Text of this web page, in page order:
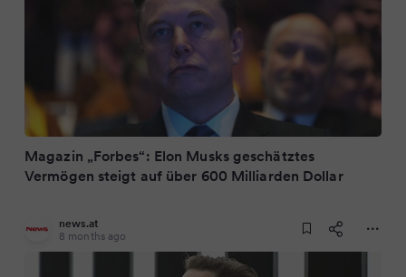
Magazin „Forbes“: Elon Musks geschätztes
Vermögen steigt auf über 600 Milliarden Dollar
news.at
8 months ago